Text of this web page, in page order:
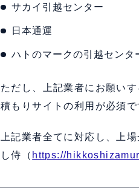
サカイ引越センター
日本通運
ハトのマークの引越センタ
ただし、上記業者にお願い
積もりサイトの利用が必須で
上記業者全てに対応し、上
し侍（ https://